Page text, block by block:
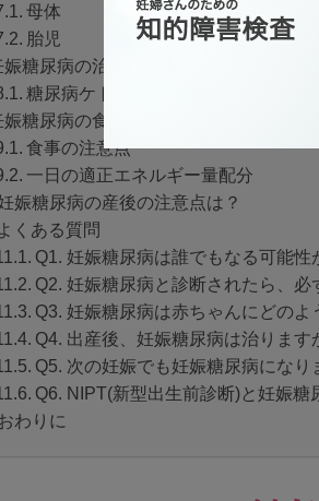
母体
胎児
娠糖尿病の治療とは？
糖尿病ケトアシドーシスとは
娠糖尿病の食事・予防
食事の注意点
一日の適正エネルギー量配分
娠糖尿病の産後の注意点は？
くある質問
Q1. 妊娠糖尿病は誰でもなる可能性
Q2. 妊娠糖尿病と診断されたら、
Q3. 妊娠糖尿病は赤ちゃんにどのよ
Q4. 出産後、妊娠糖尿病は治ります
Q5. 次の妊娠でも妊娠糖尿病になり
Q6. NIPT(新型出生前診断)と妊娠糖
おわりに